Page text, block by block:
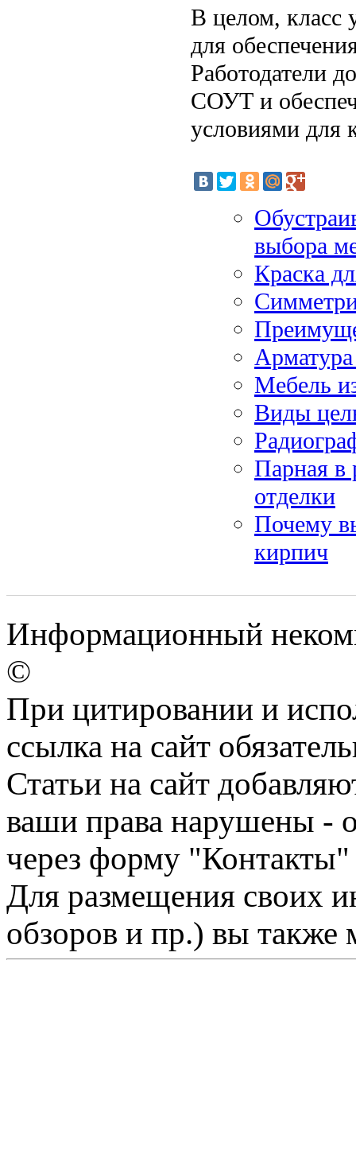
В целом, класс
для
Работодатели
СОУТ и
условиями для
выбора
Краска
Мебель
Виды
Парная в
отделки
Почему
кирпич
Информационный
©
При цитировании и
ссылка на сайт
Статьи на сайт
ваши права нарушены -
через форму "Контакты"
Для размещения своих
обзоров и пр.) вы также